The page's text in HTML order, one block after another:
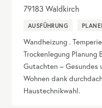
79183 Waldkirch
AUSFÜHRUNG
Wandheizung .
Trockenlegung Planung
Gutachten – Gesundes
Wohnen dank
Haustechnikwahl.